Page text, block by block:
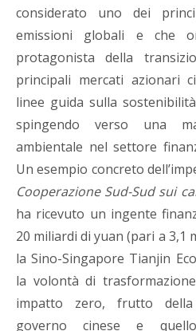
considerato uno dei
emissioni globali e che
protagonista della
principali mercati azionari
linee guida sulla
spingendo verso una
ambientale nel settore
Un esempio concreto
Cooperazione Sud-Sud sui
ha ricevuto un ingente
20 miliardi di yuan (pari a 3,1
la Sino-Singapore Tianjin
la volontà di
impatto zero, frutto
governo cinese e